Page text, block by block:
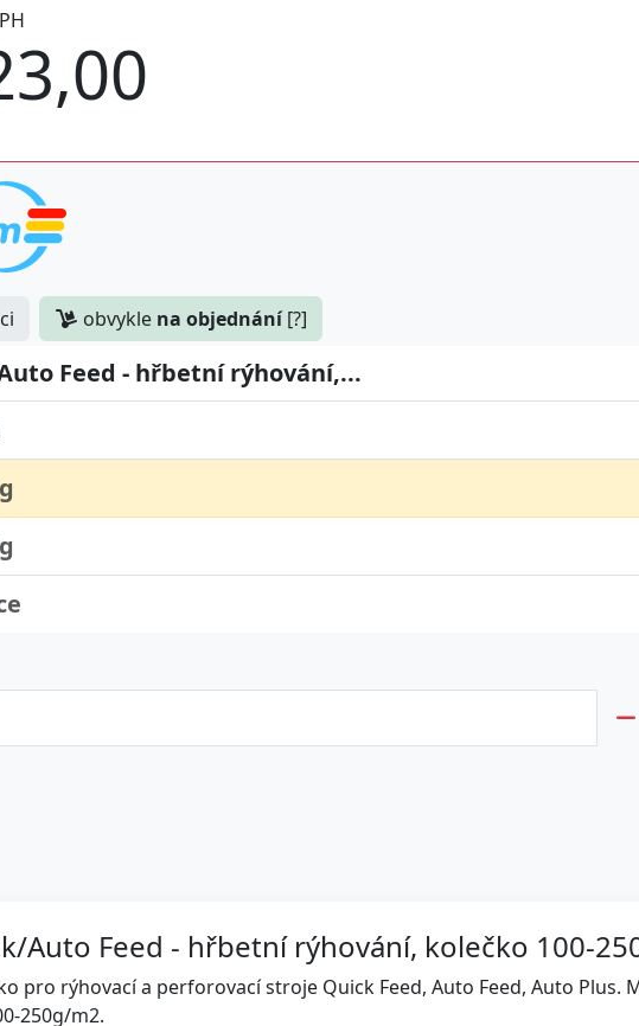
obvykle na objednání[?]
Feed - hřbetní rýhování,...
Auto Feed - hřbetní rýhování, kolečko 100-
pro rýhovací a perforovací stroje Quick Feed, Auto Feed, Auto Plus.
250g/m2.